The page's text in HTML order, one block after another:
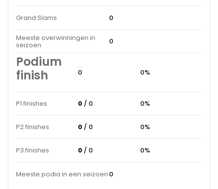
Grand Slams 0
Meeste overwinningen in
seizoen 0
Podium
finish
0 0%
P1 finishes 0 / 0 0%
P2 finishes 0 / 0 0%
P3 finishes 0 / 0 0%
Meeste podia in een seizoen 0